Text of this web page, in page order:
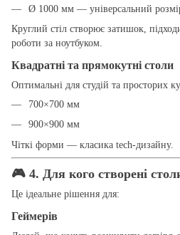
Ø 1000 мм — універсальний
Круглий стіл створює затишок,
роботи за ноутбуком.
Квадратні та прямокутні столи
Оптимальні для студій та просторих
700×700 мм
900×900 мм
Чіткі форми — класика tech-дизайну.
🎮 4. Для кого створені
Це ідеальне рішення для:
Геймерів